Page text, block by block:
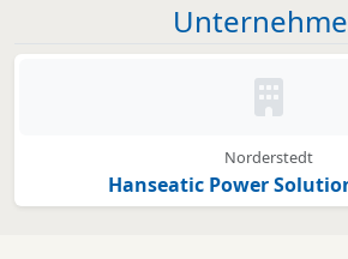
Kein
Norderstedt
Hanseatic Power